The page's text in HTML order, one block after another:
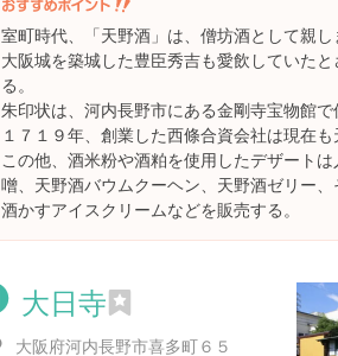
室町時代、「天野酒」は、僧坊酒として親し
大阪城を築城した豊臣秀吉も愛飲していた
る。
朱印状は、河内長野市にある金剛寺宝物館で
１７１９年、創業した西條合資会社は現在も
この他、酒米粉や酒粕を使用したデザート
噌、天野酒バウムクーヘン、天野酒ゼリー、
酒かすアイスクリームなどを販売する。
大日寺
大阪府河内長野市喜多町６５